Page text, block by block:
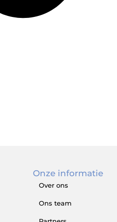
Onze informatie
Over ons
Ons team